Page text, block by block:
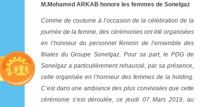
M.Mohamed ARKAB honore les femmes de Sonelgaz
Comme de coutume à l’occasion de la célébration de la
journée de la femme, des cérémonies ont été organisées
en l’honneur du personnel féminin de l’ensemble des
filiales du Groupe Sonelgaz. Pour sa part, le PDG de
Sonelgaz a particulièrement rehaussé, par sa présence,
celle organisée en l’honneur des femmes de la holding.
C’est dans une ambiance des plus conviviales que cette
cérémonie s’est déroulée, ce jeudi 07 Mars 2019, au